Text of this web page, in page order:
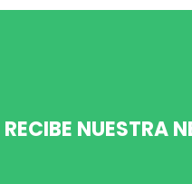
RECIBE NUESTRA